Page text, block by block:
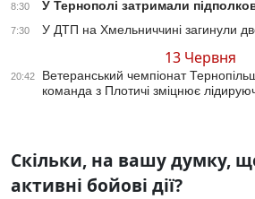
8:30 У Тернополі затримали
7:30 У ДТП на Хмельниччині загинули
13 Червня
20:42
Ветеранський чемпіонат
команда з Плотичі зміцнює
Скільки, на вашу думку,
активні бойові дії?